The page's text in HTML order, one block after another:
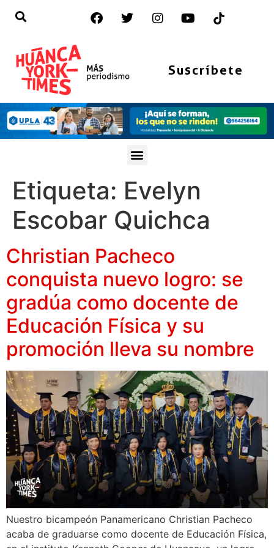
Suscríbete
Etiqueta: Evelyn
Escobar Quichca
Christian Pacheco
conquista nuevo logro: se
gradúa como docente de
Educación Física y su
promoción lleva su nombre
Nuestro bicampeón Panamericano Christian Pacheco
acaba de graduarse como docente de Educación Física,